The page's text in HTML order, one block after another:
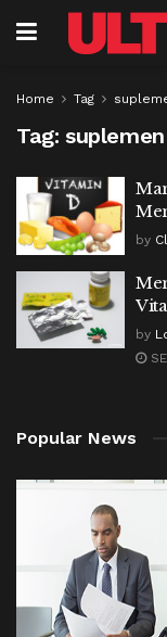
Home Tag
Tag: suplemen
by
by
Popular News